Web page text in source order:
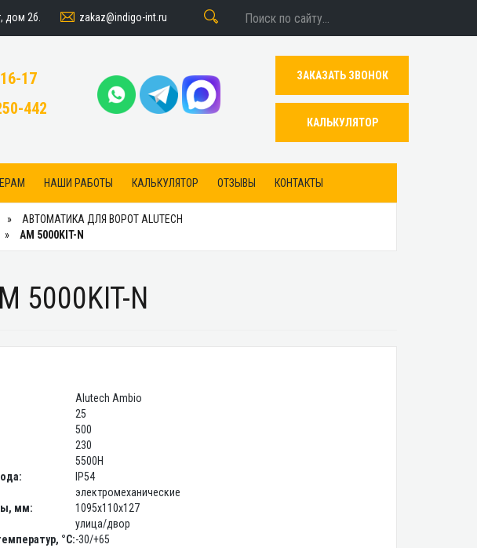
дом 2б. zakaz@indigo-int.ru
17
442
ЗАКАЗАТЬ ЗВОНОК
КАЛЬКУЛЯТОР
НАШИ РАБОТЫ КАЛЬКУЛЯТОР ОТЗЫВЫ КОНТАКТЫ
АВТОМАТИКА ДЛЯ ВОРОТ ALUTECH
AM 5000KIT-N
5000KIT-N
Alutech Ambio
25
500
230
5500H
IP54
электромеханические
мм:
1095х110х127
улица/двор
°С:-30/+65